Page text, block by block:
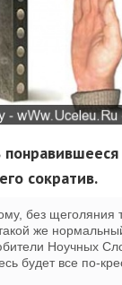
сократив.
без
же
Ноучных
будет все по-